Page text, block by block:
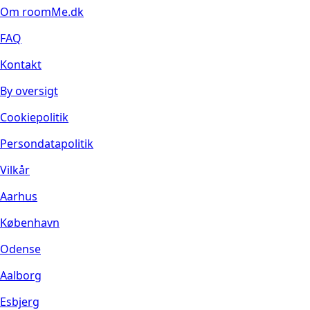
Om roomMe.dk
FAQ
Kontakt
By oversigt
Cookiepolitik
Persondatapolitik
Vilkår
Aarhus
København
Odense
Aalborg
Esbjerg